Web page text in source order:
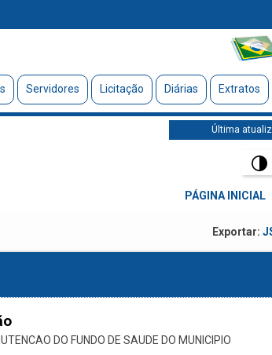
Servidores Licitação Diárias Extratos
Última
PÁGINA INICIAL
Exportar:
DO FUNDO DE SAUDE DO MUNICIPIO